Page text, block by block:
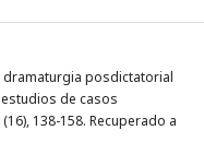
dramaturgia posdictatorial
de casos
(16), 138-158. Recuperado a